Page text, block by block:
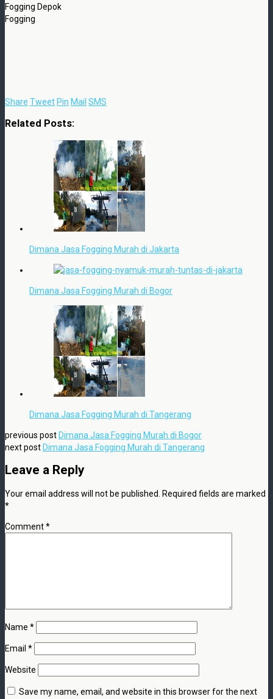
Fogging Depok
Fogging
Share Tweet Pin Mail SMS
Related Posts:
Dimana Jasa Fogging Murah di Jakarta
Dimana Jasa Fogging Murah di Bogor
Dimana Jasa Fogging Murah di Tangerang
previous post Dimana Jasa Fogging Murah di Bogor
next post Dimana Jasa Fogging Murah di Tangerang
Leave a Reply
Your email address will not be published. Required fields are marked
*
Comment*
Name *
Email *
Website
Save my name, email, and website in this browser for the next